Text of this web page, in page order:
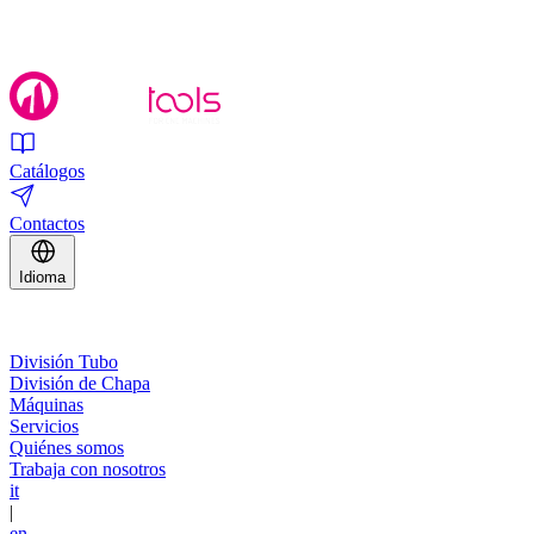
Catálogos
Contactos
Idioma
División Tubo
División de Chapa
Máquinas
Servicios
Quiénes somos
Trabaja con nosotros
it
|